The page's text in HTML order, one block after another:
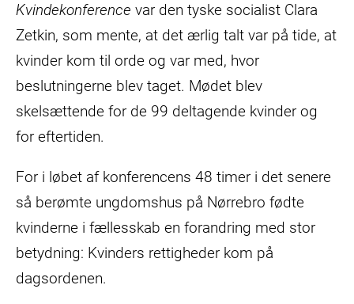
Kvindekonference var den tyske socialist Clara
Zetkin, som mente, at det ærlig talt var på tide, at
kvinder kom til orde og var med, hvor
beslutningerne blev taget. Mødet blev
skelsættende for de 99 deltagende kvinder og
for eftertiden.
For i løbet af konferencens 48 timer i det senere
så berømte ungdomshus på Nørrebro fødte
kvinderne i fællesskab en forandring med stor
betydning: Kvinders rettigheder kom på
dagsordenen.